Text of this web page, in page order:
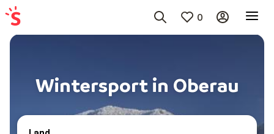
0
Wintersport in Oberau